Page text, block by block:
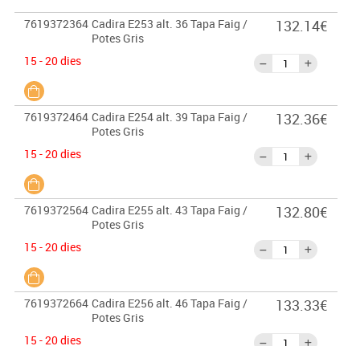
7619372364 Cadira E253 alt. 36 Tapa Faig /
Potes Gris
15 - 20 dies
132.14€
7619372464 Cadira E254 alt. 39 Tapa Faig /
Potes Gris
15 - 20 dies
132.36€
7619372564 Cadira E255 alt. 43 Tapa Faig /
Potes Gris
15 - 20 dies
132.80€
7619372664 Cadira E256 alt. 46 Tapa Faig /
Potes Gris
15 - 20 dies
133.33€